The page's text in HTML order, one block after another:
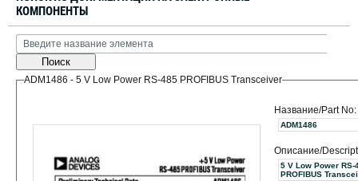
КОМПОНЕНТЫ
Поиск
ADM1486 - 5 V Low Power RS-485 PROFIBUS Transceiver
Название/Part No:
ADM1486
Описание/
5 V Low Power RS-
PROFIBUS